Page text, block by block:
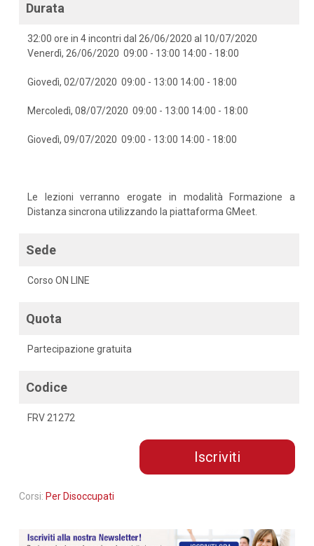
Durata
32:00 ore in 4 incontri dal 26/06/2020 al 10/07/2020
Venerdì, 26/06/2020 09:00 - 13:00 14:00 - 18:00
Giovedì, 02/07/2020 09:00 - 13:00 14:00 - 18:00
Mercoledì, 08/07/2020 09:00 - 13:00 14:00 - 18:00
Giovedì, 09/07/2020 09:00 - 13:00 14:00 - 18:00
Le lezioni verranno erogate in modalità Formazione a
Distanza sincrona utilizzando la piattaforma GMeet.
Sede
Corso ON LINE
Quota
Partecipazione gratuita
Codice
FRV 21272
Iscriviti
Corsi: Per Disoccupati